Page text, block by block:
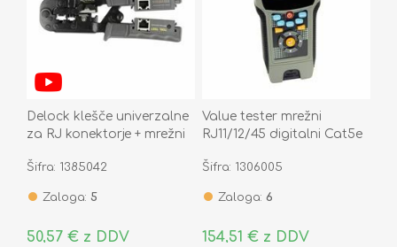
Delock klešče univerzalne
za RJ konektorje + mrežni
Šifra: 1385042
Zaloga: 5
50,57 € z DDV
Value tester mrežni
RJ11/12/45 digitalni Cat5e
13.99.3002-1
Šifra: 1306005
Zaloga: 6
154,51 € z DDV